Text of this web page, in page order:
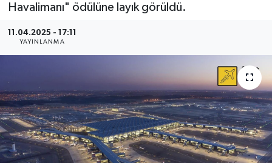
Havalimanı" ödülüne layık görüldü.
11.04.2025 - 17:11
YAYINLANMA